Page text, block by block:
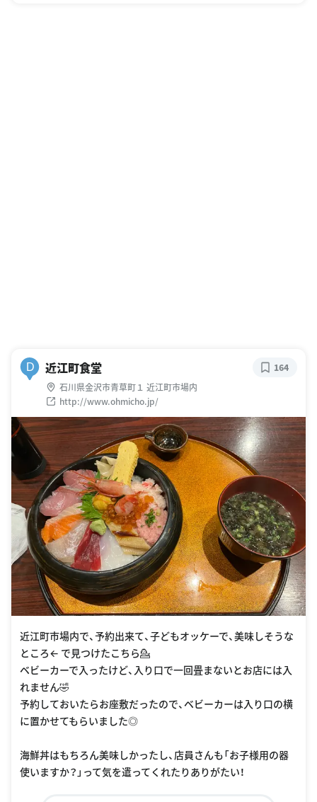
D 近江町食堂
石川県金沢市青草町１ 近江町市場内
http://www.ohmicho.jp/
164
近江町市場内で、予約出来て、子どもオッケーで、美味しそうな
ところ← で見つけたこちら💁
ベビーカーで入ったけど、入り口で一回畳まないとお店には入
れません🤣
予約しておいたらお座敷だったので、ベビーカーは入り口の横
に置かせてもらいました◎
海鮮丼はもちろん美味しかったし、店員さんも「お子様用の器
使いますか？」って気を遣ってくれたりありがたい！